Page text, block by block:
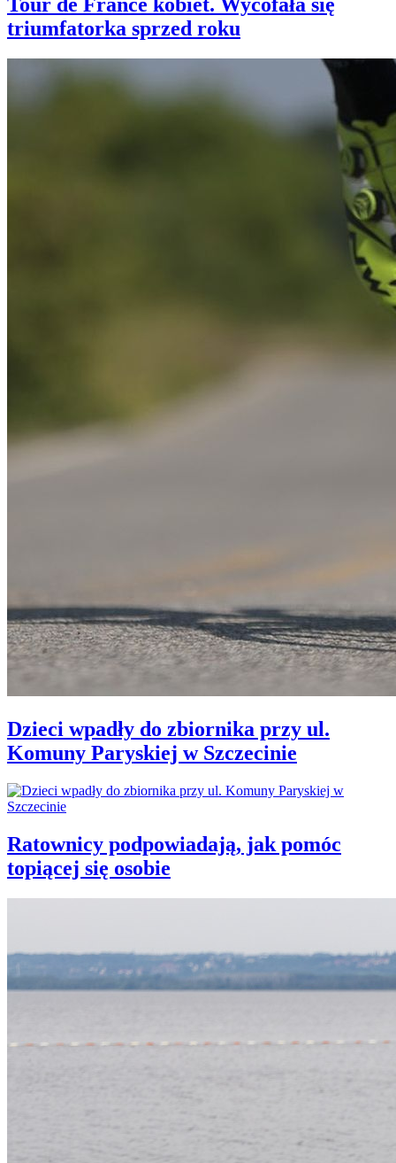
triumfatorka sprzed roku
Dzieci wpadły do zbiornika przy ul.
Komuny Paryskiej w Szczecinie
Ratownicy podpowiadają, jak pomóc
topiącej się osobie